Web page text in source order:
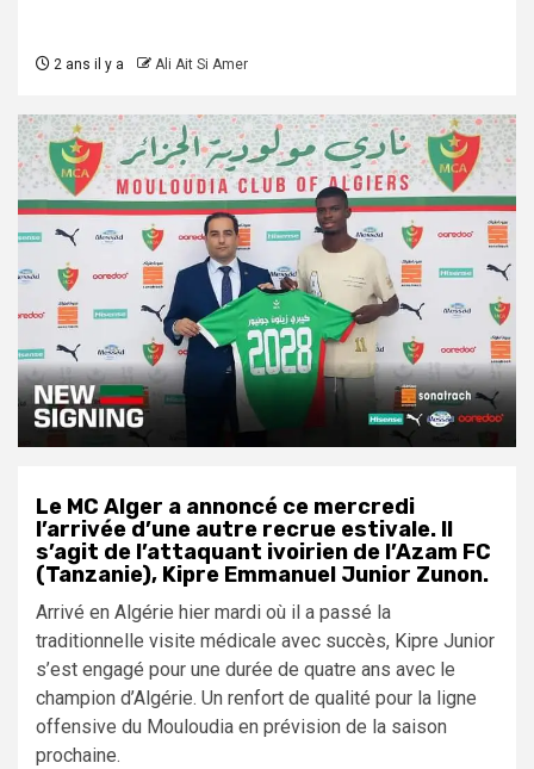
2 ans il y a Ali Ait Si Amer
Le MC Alger a annoncé ce mercredi
l’arrivée d’une autre recrue estivale. Il
s’agit de l’attaquant ivoirien de l’Azam FC
(Tanzanie), Kipre Emmanuel Junior Zunon.
Arrivé en Algérie hier mardi où il a passé la
traditionnelle visite médicale avec succès, Kipre Junior
s’est engagé pour une durée de quatre ans avec le
champion d’Algérie. Un renfort de qualité pour la ligne
offensive du Mouloudia en prévision de la saison
prochaine.